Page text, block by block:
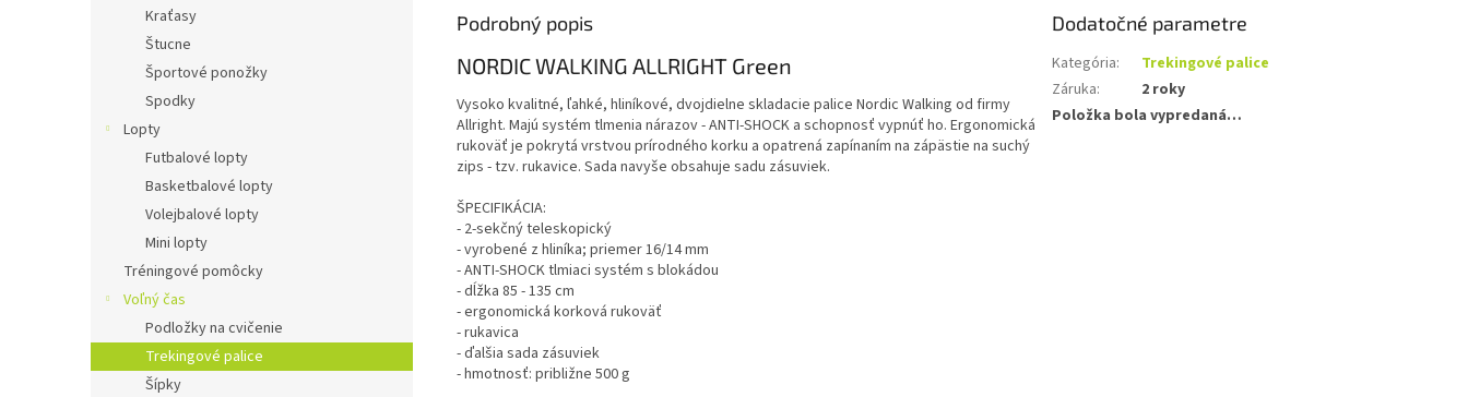
Kraťasy
Štucne
Športové ponožky
Spodky
Lopty
Futbalové lopty
Basketbalové lopty
Volejbalové lopty
Mini lopty
Tréningové pomôcky
Voľný čas
Podložky na cvičenie
Trekingové palice
Šípky
Podrobný popis
NORDIC WALKING ALLRIGHT Green
Vysoko kvalitné, ľahké, hliníkové, dvojdielne skladacie palice Nordic Walking od firmy
Allright. Majú systém tlmenia nárazov - ANTI-SHOCK a schopnosť vypnúť ho. Ergonomická
rukoväť je pokrytá vrstvou prírodného korku a opatrená zapínaním na zápästie na suchý
zips - tzv. rukavice. Sada navyše obsahuje sadu zásuviek.
ŠPECIFIKÁCIA:
- 2-sekčný teleskopický
- vyrobené z hliníka; priemer 16/14 mm
- ANTI-SHOCK tlmiaci systém s blokádou
- dĺžka 85 - 135 cm
- ergonomická korková rukoväť
- rukavica
- ďalšia sada zásuviek
- hmotnosť: približne 500 g
Dodatočné parametre
Kategória:
Trekingové palice
Záruka:
2 roky
Položka bola vypredaná…